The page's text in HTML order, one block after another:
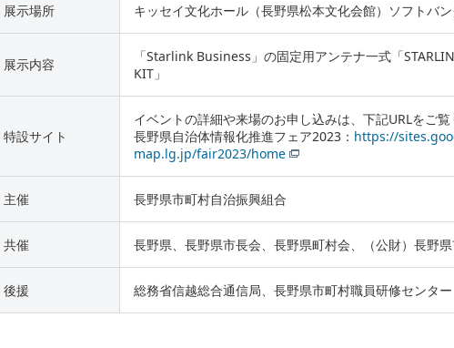
展示場所 キッセイ文化ホール（長野県松本文化会館）ソフトバン
展示内容
「Starlink Business」の固定用アンテナ一式「
KIT」
特設サイト
イベントの詳細や来場のお申し込みは、下記URLをご覧
長野県自治体情報化推進フェア2023： https://
map.lg.jp/fair2023/home
主催 長野県市町村自治振興組合
共催 長野県、長野県市長会、長野県町村会、（公財）長野
後援 総務省信越総合通信局、長野県市町村職員研修センター